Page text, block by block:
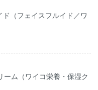
（フェイスフルイド／ワ
ーム（ワイコ栄養・保湿ク